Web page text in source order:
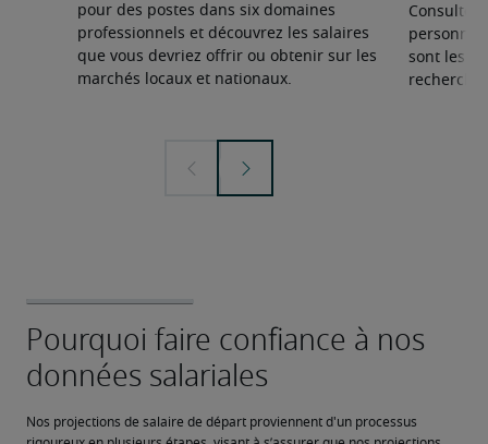
pour des postes dans six domaines
professionnels et découvrez les salaires
que vous devriez offrir ou obtenir sur les
marchés locaux et nationaux.
Consultez
personnel
sont les
Nos projections de salaire de départ proviennent d'un processus